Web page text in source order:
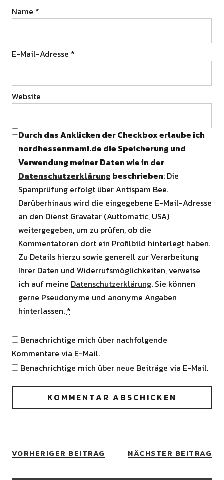
Name *
E-Mail-Adresse *
Website
Durch das Anklicken der Checkbox erlaube ich
nordhessenmami.de die Speicherung und
Verwendung meiner Daten wie in der
Datenschutzerklärung beschrieben: Die
Spamprüfung erfolgt über Antispam Bee.
Darüberhinaus wird die eingegebene E-Mail-Adresse
an den Dienst Gravatar (Auttomatic, USA)
weitergegeben, um zu prüfen, ob die
Kommentatoren dort ein Profilbild hinterlegt haben.
Zu Details hierzu sowie generell zur Verarbeitung
Ihrer Daten und Widerrufsmöglichkeiten, verweise
ich auf meine Datenschutzerklärung. Sie können
gerne Pseudonyme und anonyme Angaben
hinterlassen.*
Benachrichtige mich über nachfolgende
Kommentare via E-Mail.
Benachrichtige mich über neue Beiträge via E-Mail.
VORHERIGER BEITRAG NÄCHSTER BEITRAG